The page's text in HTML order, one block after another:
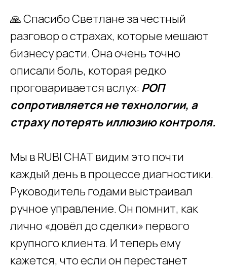
🙏 Спасибо Светлане за честный
разговор о страхах, которые мешают
бизнесу расти. Она очень точно
описали боль, которая редко
проговаривается вслух: РОП
сопротивляется не технологии, а
страху потерять иллюзию контроля.
Мы в RUBI CHAT видим это почти
каждый день в процессе диагностики.
Руководитель годами выстраивал
ручное управление. Он помнит, как
лично «довёл до сделки» первого
крупного клиента. И теперь ему
кажется, что если он перестанет